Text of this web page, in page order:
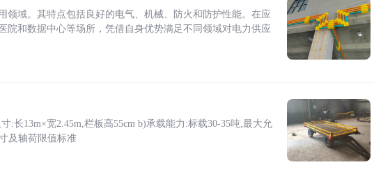
领域。其特点包括良好的电气、机械、防火和防护性能。在应
院和数据中心等场所，凭借自身优势满足不同领域对电力供应
:长13m×宽2.45m,栏板高55cm b)承载能力:标载30-35吨,最大允
及轴荷限值标准